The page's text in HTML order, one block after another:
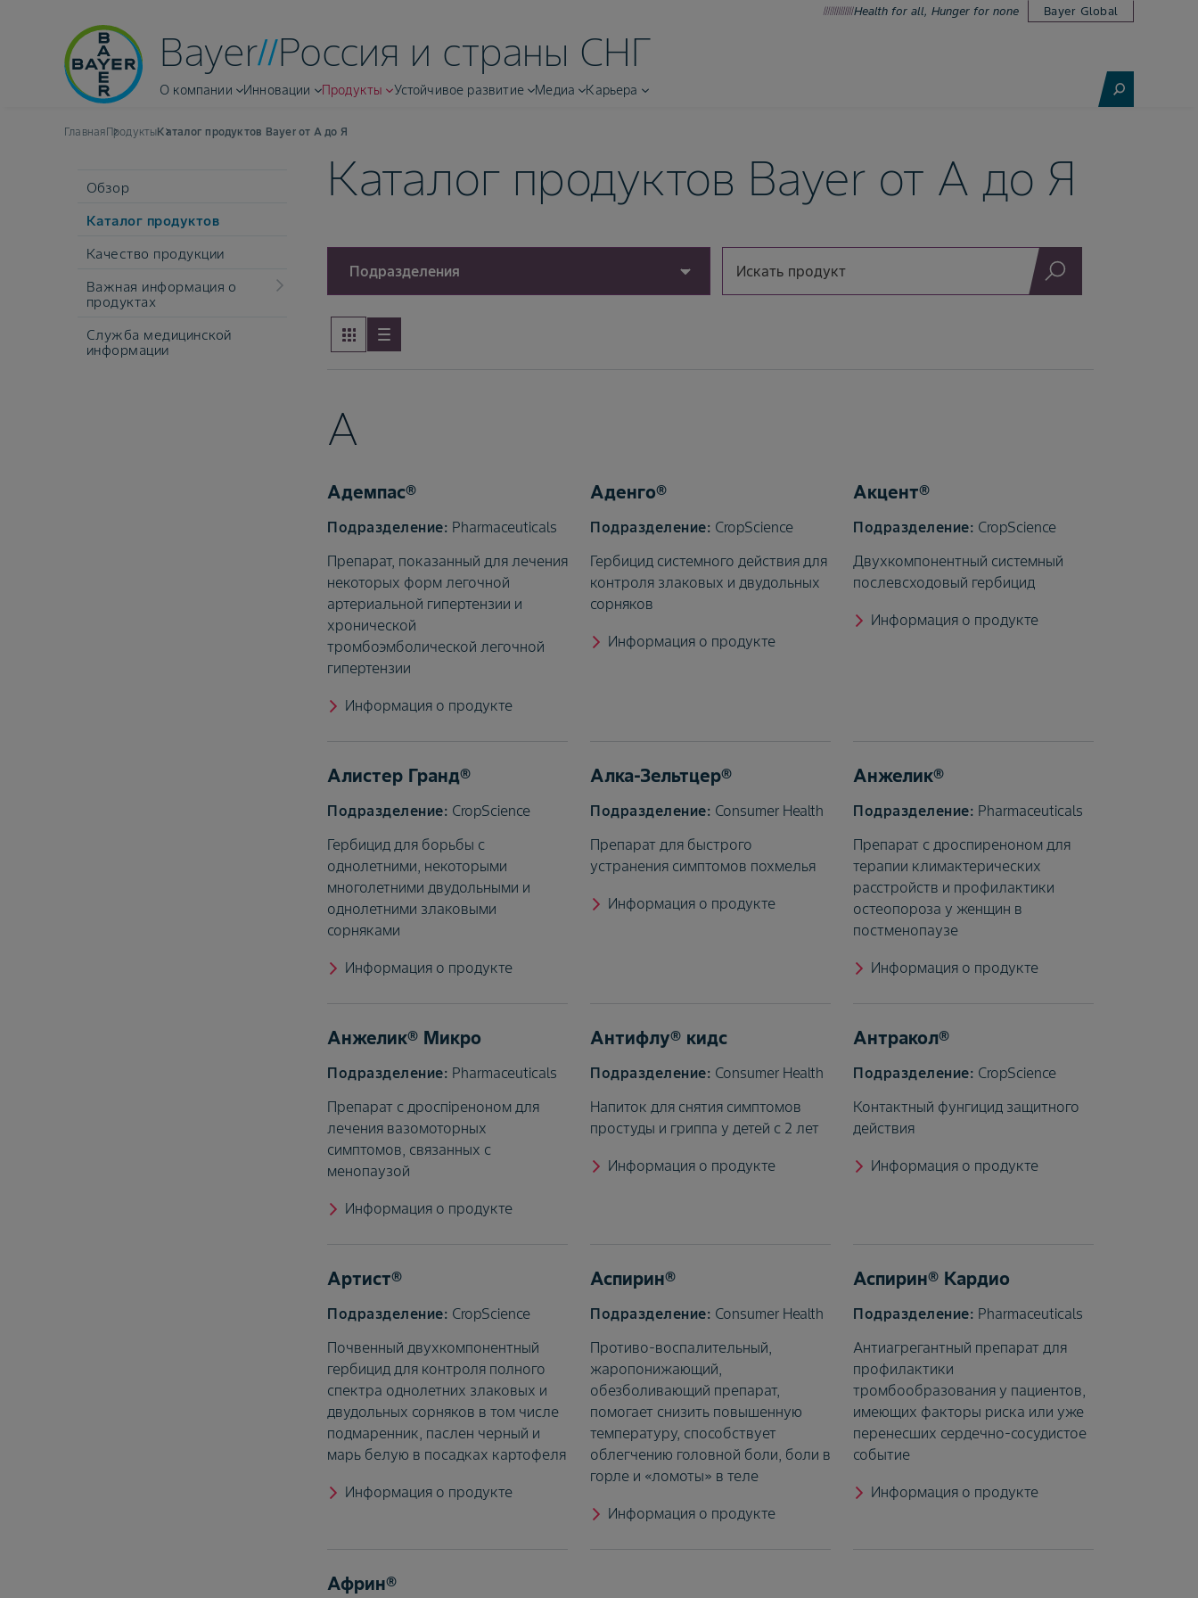
Health for all, Hunger for none Bayer Global
Bayer Россия и страны СНГ
О компании Инновации Продукты Устойчивое развитие Медиа Карьера
ГлавнаяПродуктыКаталог продуктов Bayer от А до Я
Обзор
Каталог продуктов
Качество продукции
Важная информация о
продуктах
Служба медицинской
информации
Каталог продуктов Bayer от А до Я
Подразделения
А
Адемпас®
Pharmaceuticals
Препарат, показанный для лечения
некоторых форм легочной
артериальной гипертензии и
хронической
тромбоэмболической легочной
гипертензии
Информация о продукте
Аденго®
CropScience
Гербицид системного действия для
контроля злаковых и двудольных
сорняков
Информация о продукте
Акцент®
CropScience
Двухкомпонентный системный
послевсходовый гербицид
Информация о продукте
Алистер Гранд®
CropScience
Гербицид для борьбы с
однолетними, некоторыми
многолетними двудольными и
однолетними злаковыми
сорняками
Информация о продукте
Алка-Зельтцер®
Consumer Health
Препарат для быстрого
устранения симптомов похмелья
Информация о продукте
Анжелик®
Pharmaceuticals
Препарат с дроспиреноном для
терапии климактерических
расстройств и профилактики
остеопороза у женщин в
постменопаузе
Информация о продукте
Анжелик® Микро
Pharmaceuticals
Препарат с дроспiреноном для
лечения вазомоторных
симптомов, связанных с
менопаузой
Информация о продукте
Антифлу® кидс
Consumer Health
Напиток для снятия симптомов
простуды и гриппа у детей с 2 лет
Информация о продукте
Антракол®
CropScience
Контактный фунгицид защитного
действия
Информация о продукте
Артист®
CropScience
Почвенный двухкомпонентный
гербицид для контроля полного
спектра однолетних злаковых и
двудольных сорняков в том числе
подмаренник, паслен черный и
марь белую в посадках картофеля
Информация о продукте
Аспирин®
Consumer Health
Противо-воспалительный,
жаропонижающий,
обезболивающий препарат,
помогает снизить повышенную
температуру, способствует
облегчению головной боли, боли в
горле и «ломоты» в теле
Информация о продукте
Аспирин® Кардио
Pharmaceuticals
Антиагрегантный препарат для
профилактики
тромбообразования у пациентов,
имеющих факторы риска или уже
перенесших сердечно-сосудистое
событие
Информация о продукте
Африн®